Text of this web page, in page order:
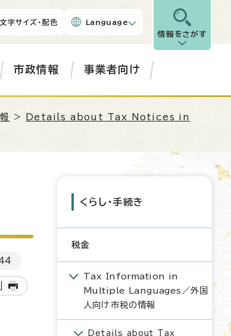
文字サイズ・配色 Language
情報をさがす
市政情報 事業者向け
>
Details about Tax Notices in
くらし・手続き
税金
Tax Information in
Multiple Languages ／外国
人向け市税の情報
Details about Tax